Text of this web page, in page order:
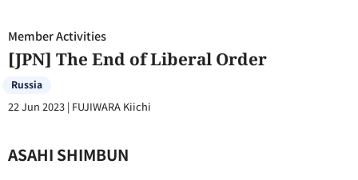
Member Activities
[JPN] The End of Liberal Order
Russia
22 Jun 2023 | FUJIWARA Kiichi
ASAHI SHIMBUN